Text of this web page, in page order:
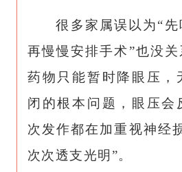
很多家属误以为“先
再慢慢安排手术”也没关
药物只能暂时降眼压，
闭 的根本问题，眼压会
次发作都在加重视神经
次次透支光明”。